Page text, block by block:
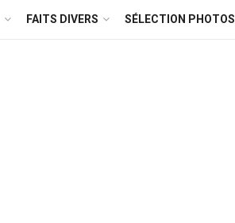
FAITS DIVERS SÉLECTION PHOTOS